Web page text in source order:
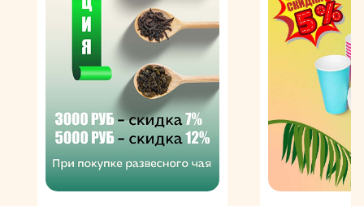
впечатление, что сами зерна от природы наделены
уникальным шоколадным букетом, однако такая игра
вкусоаромата — это результат кропотливой работы
профессиональных мастеров кофейного искусства.
Так, при обжарке в кофейную массу добавляют строго
выверенное количество натуральных ароматических
масел, в результате чего плоды насыщаются
дополнительными вкусоароматическими тонами, в то
же время сохраняя свои исходные характеристики.
Процесс приготовления ароматизированного кофе со